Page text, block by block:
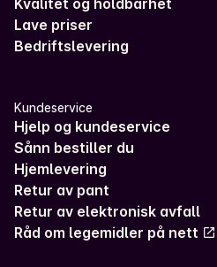
Kvalitet og holdbarhet
Lave priser
Bedriftslevering
Kundeservice
Hjelp og kundeservice
Sånn bestiller du
Hjemlevering
Retur av pant
Retur av elektronisk avfall
Råd om legemidler på nett